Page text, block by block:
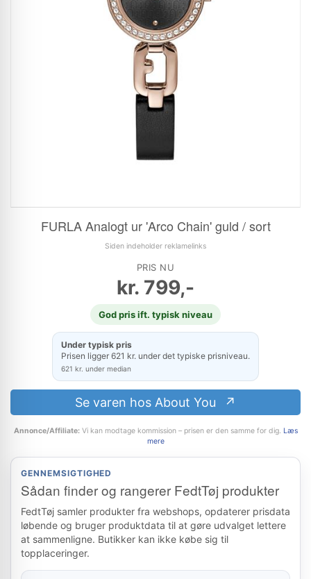
FURLA Analogt ur 'Arco Chain' guld / sort
Siden indeholder reklamelinks
PRIS NU
kr. 799,-
God pris ift. typisk niveau
Under typisk pris
Prisen ligger 621 kr. under det typiske prisniveau.
621 kr. under median
Se varen hos About You
Annonce/Affiliate:Vi kan modtage kommission – prisen er den samme for dig. Læs
mere
GENNEMSIGTIGHED
Sådan finder og rangerer FedtTøj produkter
FedtTøj samler produkter fra webshops, opdaterer prisdata
løbende og bruger produktdata til at gøre udvalget lettere
at sammenligne. Butikker kan ikke købe sig til
topplaceringer.